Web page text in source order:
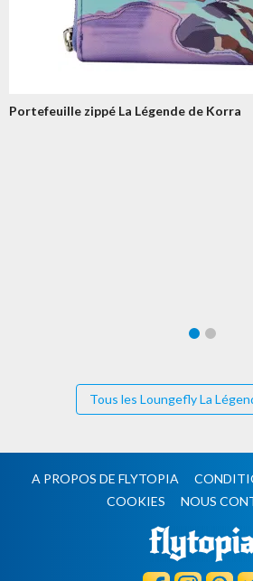
Portefeuille zippé La Légende de Korra
Tous les Loungefly La
A PROPOS DE FLYTOPIA
COOKIES
NOUS